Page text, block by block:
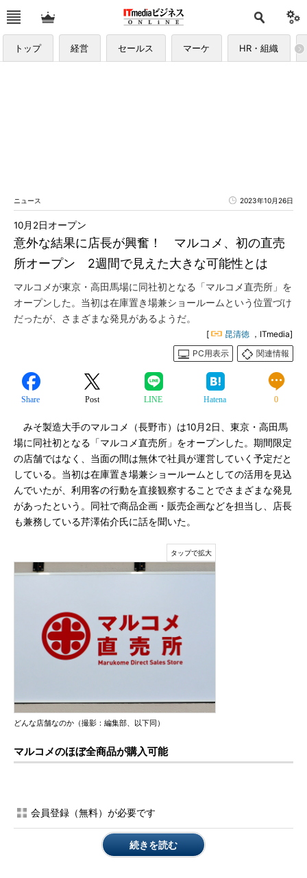
トップ 経営 セールス マーケ HR・組織
ニュース 2023年10月26日
意外な結果に店長が興奮！ マルコメ、初の直売
所オープン 2週間で見えた大きな可能性とは
10月2日オープン
マルコメが東京・高田馬場に同社初となる「マルコメ直売所」を
オープンした。当初は在庫置き場兼ショールームという位置づけ
だったが、さまざまな発見があるようだ。
[ 昆清徳 ，ITmedia]
PC用表示
関連情報
Share Post LINE Hatena 0
みそ製造大手のマルコメ（長野市）は10月2日、東京・高田馬
場に同社初となる「マルコメ直売所」をオープンした。期間限定
の店舗ではなく、当面の間は無休で社員が運営していく予定だと
している。当初は在庫置き場兼ショールームとしての活用を見込
んでいたが、利用客の行動を直接観察することでさまざまな発見
があったという。同社で商品企画・販売企画などを担当し、店長
も兼務している芹澤佑介氏に話を聞いた。
どんな店舗なのか（撮影：編集部、以下同）
マルコメのほぼ全商品が購入可能
会員登録（無料）が必要です
続きを読む